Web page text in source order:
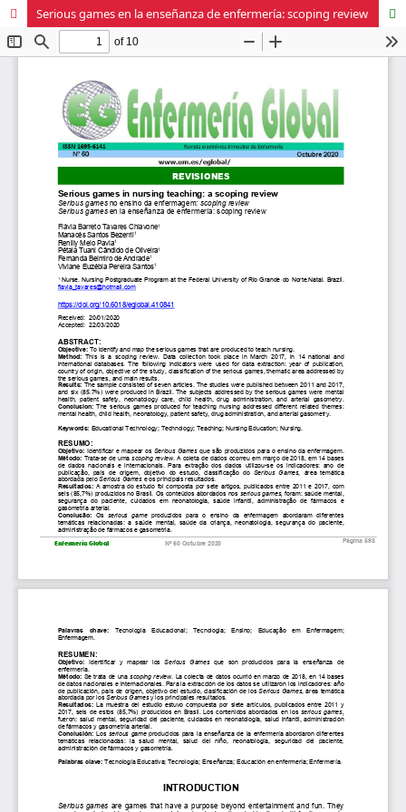
Serious games en la enseñanza de enfermería: scoping review